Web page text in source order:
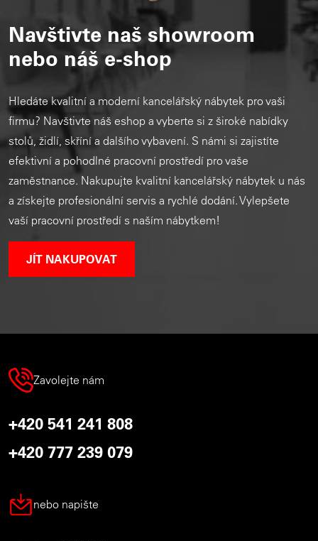
Navštivte naš showroom
nebo náš e-shop
Hledáte kvalitní a moderní kancelářský nábytek pro vaši
firmu? Navštivte náš eshop a vyberte si z široké nabídky
stolů, židlí, skříní a dalšího vybavení. S námi si zajistíte
efektivní a pohodlné pracovní prostředí pro vaše
zaměstnance. Nakupujte kvalitní kancelářský nábytek u nás
a získejte profesionální servis a rychlé dodání. Vylepšete
vaší pracovní prostředí s naším nábytkem!
JÍT NAKUPOVAT
Zavolejte nám
+420 541 241 808
+420 777 239 079
nebo napište